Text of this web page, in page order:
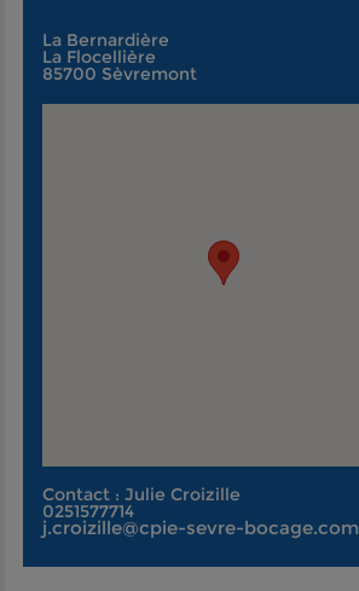
La Bernardière
La Flocellière
85700 Sèvremont
Contact : Julie Croizille
0251577714
j.croizille@cpie-sevre-bocage.com